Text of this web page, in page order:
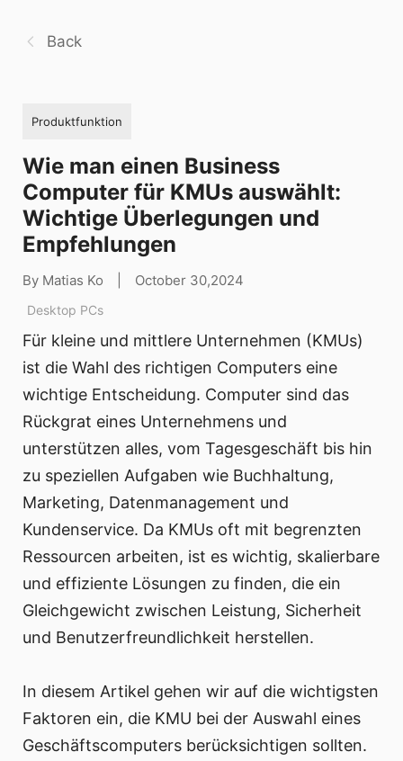
Back
Produktfunktion
Wie man einen Business
Computer für KMUs auswählt:
Wichtige Überlegungen und
Empfehlungen
By Matias Ko October 30,2024
Desktop PCs
Für kleine und mittlere Unternehmen (KMUs)
ist die Wahl des richtigen Computers eine
wichtige Entscheidung. Computer sind das
Rückgrat eines Unternehmens und
unterstützen alles, vom Tagesgeschäft bis hin
zu speziellen Aufgaben wie Buchhaltung,
Marketing, Datenmanagement und
Kundenservice. Da KMUs oft mit begrenzten
Ressourcen arbeiten, ist es wichtig, skalierbare
und effiziente Lösungen zu finden, die ein
Gleichgewicht zwischen Leistung, Sicherheit
und Benutzerfreundlichkeit herstellen.
In diesem Artikel gehen wir auf die wichtigsten
Faktoren ein, die KMU bei der Auswahl eines
Geschäftscomputers berücksichtigen sollten.